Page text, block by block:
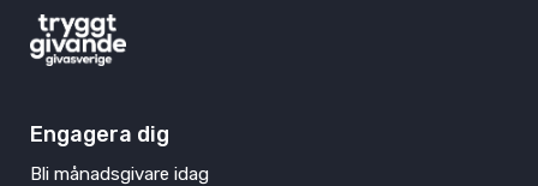
Engagera dig
Bli månadsgivare idag